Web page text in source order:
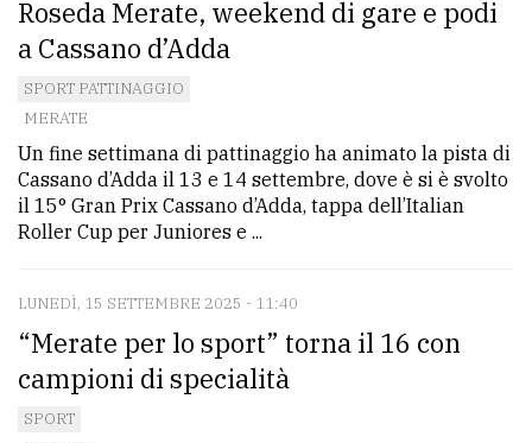
Roseda Merate, weekend di gare e podi
a Cassano d’Adda
SPORT PATTINAGGIO
MERATE
Un fine settimana di pattinaggio ha animato la pista di
Cassano d’Adda il 13 e 14 settembre, dove è si è svolto
il 15° Gran Prix Cassano d’Adda, tappa dell’Italian
Roller Cup per Juniores e ...
LUNEDÌ, 15 SETTEMBRE 2025 - 11:40
“Merate per lo sport” torna il 16 con
campioni di specialità
SPORT